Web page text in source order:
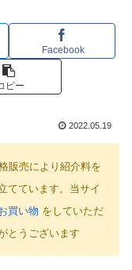
Facebook
ピー
2022.05.19
販売により紹介料を
てています。当サイ
買い物 をしていただ
とうございます